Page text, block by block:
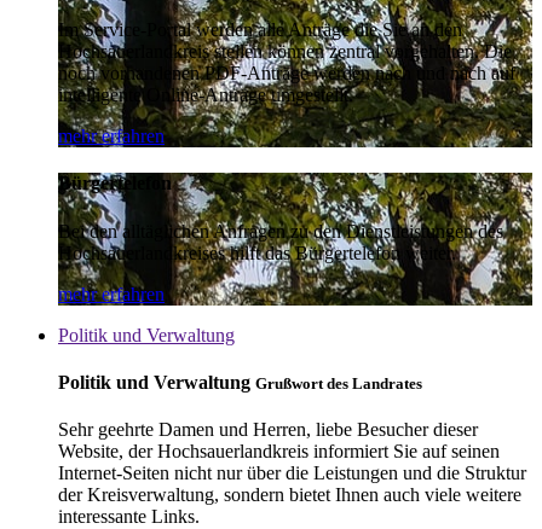
Im Service-Portal werden alle Anträge die Sie an den
Hochsauerlandkreis stellen können zentral vorgehalten. Die
noch vorhandenen PDF-Anträge werden nach und nach auf
intelligente Online-Anträge umgestellt.
mehr erfahren
Bürgertelefon
Bei den alltäglichen Anfragen zu den Dienstleistungen des
Hochsauerlandkreises hilft das Bürgertelefon weiter.
mehr erfahren
Politik und Verwaltung
Politik und Verwaltung Grußwort des Landrates
Sehr geehrte Damen und Herren, liebe Besucher dieser
Website, der Hochsauerlandkreis informiert Sie auf seinen
Internet-Seiten nicht nur über die Leistungen und die Struktur
der Kreisverwaltung, sondern bietet Ihnen auch viele weitere
interessante Links.